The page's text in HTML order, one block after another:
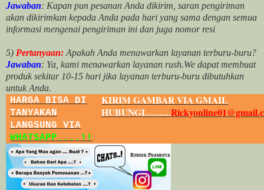
Jawaban: Kapan pun pesanan Anda dikirim, saran pengiriman
akan dikirimkan kepada Anda pada hari yang sama dengan semua
informasi mengenai pengiriman ini dan juga nomor resi
5) Pertanyaan: Apakah Anda menawarkan layanan terburu-buru?
Jawaban: Ya, kami menawarkan layanan rush.We dapat membuat
produk sekitar 10-15 hari jika layanan terburu-buru dibutuhkan
untuk Anda.
HARGA BISA DI
TANYAKAN
LANGSUNG VIA
WHATSAPP....!!
KIRIM GAMBAR VIA GMAIL
HUBUNGI...........